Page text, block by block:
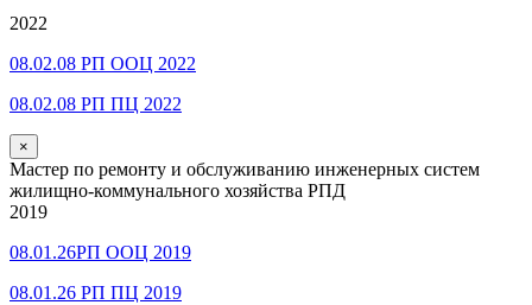
2022
08.02.08 РП ООЦ 2022
08.02.08 РП ПЦ 2022
×
Мастер по ремонту и обслуживанию инженерных систем
жилищно-коммунального хозяйства РПД
2019
08.01.26РП ООЦ 2019
08.01.26 РП ПЦ 2019